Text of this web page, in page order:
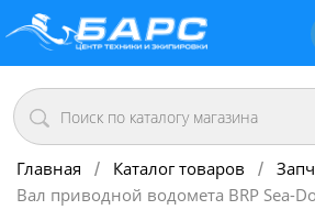
Главная / Каталог товаров /
Вал приводной водомета BRP Sea-